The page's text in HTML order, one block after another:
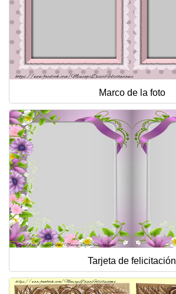
Marco de la foto
Tarjeta de felicitación